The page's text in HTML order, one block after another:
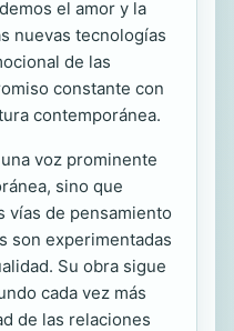
el amor y la
nuevas tecnologías
de las
constante con
contemporánea.
voz prominente
sino que
vías de pensamiento
son experimentadas
Su obra sigue
cada vez más
de las relaciones